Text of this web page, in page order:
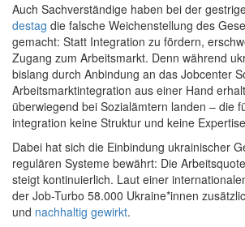
Auch Sach­ver­stän­di­ge haben bei der
des­tag die fal­sche Wei­chen­stel­lung des
gemacht: Statt Inte­gra­ti­on zu för­dern,
Zugang zum Arbeits­markt. Denn wäh­rend
bis­lang durch Anbin­dung an das Job­cen­ter
Arbeits­markt­in­te­gra­ti­on aus einer Hand
über­wie­gend bei Sozi­al­äm­tern lan­den – die
in­te­gra­ti­on kei­ne Struk­tur und kei­ne
Dabei hat sich die Ein­bin­dung ukrai­ni­scher
regu­lä­ren Sys­te­me bewährt: Die
steigt kon­ti­nu­ier­lich. Laut einer
der Job-Tur­bo 58.000 Ukraine*innen
und nach­hal­tig gewirkt.